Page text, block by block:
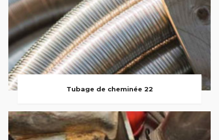
Tubage de cheminée 22